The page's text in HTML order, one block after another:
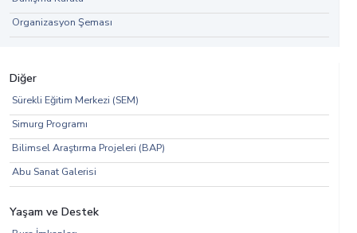
Organizasyon Şeması
Diğer
Sürekli Eğitim Merkezi (SEM)
Simurg Programı
Bilimsel Araştırma Projeleri (BAP)
Abu Sanat Galerisi
Yaşam ve Destek